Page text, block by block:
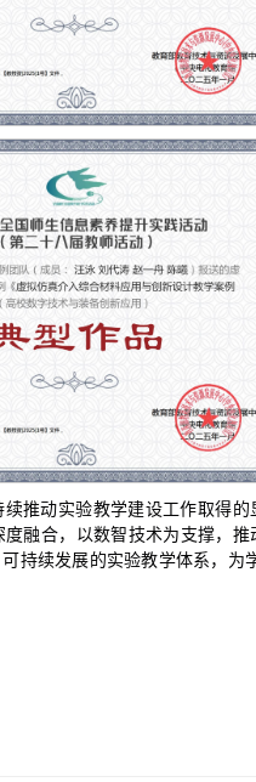
推动实验教学建设工作取得
融合，以数智技术为支撑，
持续发展的实验教学体系，为